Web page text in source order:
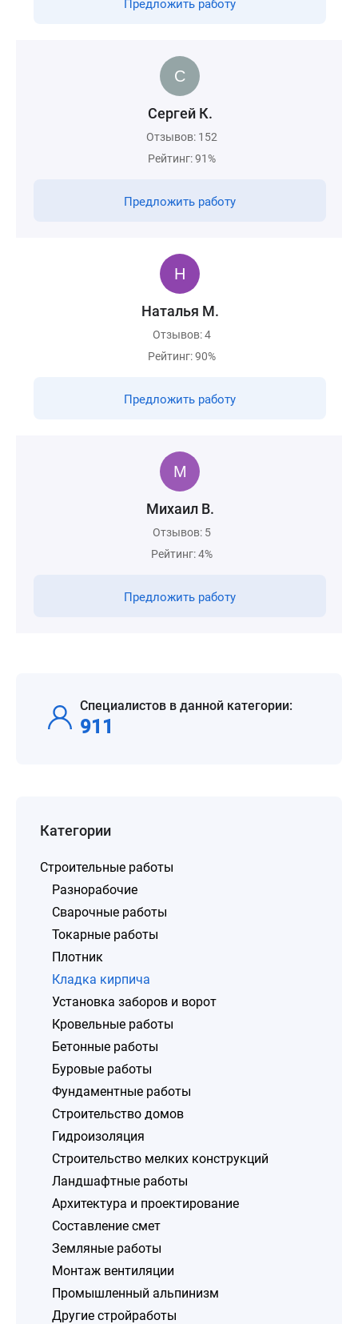
Предложить работу
Сергей К.
Отзывов: 152
Рейтинг: 91%
Предложить работу
Наталья М.
Отзывов: 4
Рейтинг: 90%
Предложить работу
Михаил В.
Отзывов: 5
Рейтинг: 4%
Предложить работу
Специалистов в данной категории:
911
Категории
Строительные работы
Разнорабочие
Сварочные работы
Токарные работы
Плотник
Кладка кирпича
Установка заборов и ворот
Кровельные работы
Бетонные работы
Буровые работы
Фундаментные работы
Строительство домов
Гидроизоляция
Строительство мелких конструкций
Ландшафтные работы
Архитектура и проектирование
Составление смет
Земляные работы
Монтаж вентиляции
Промышленный альпинизм
Другие стройработы